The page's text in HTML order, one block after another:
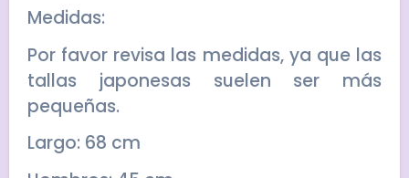
Medidas:
Por favor revisa las medidas, ya que las
tallas japonesas suelen ser más
pequeñas.
Largo: 68 cm